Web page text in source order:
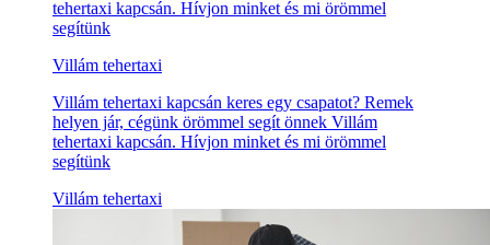
tehertaxi kapcsán. Hívjon minket és mi örömmel
segítünk
Villám tehertaxi
Villám tehertaxi kapcsán keres egy csapatot? Remek
helyen jár, cégünk örömmel segít önnek Villám
tehertaxi kapcsán. Hívjon minket és mi örömmel
segítünk
Villám tehertaxi